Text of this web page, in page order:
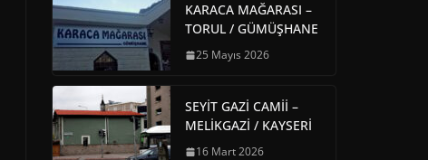
KARACA MAĞARASI –
TORUL / GÜMÜŞHANE
25 Mayıs 2026
SEYİT GAZİ CAMİİ –
MELİKGAZİ / KAYSERİ
16 Mart 2026